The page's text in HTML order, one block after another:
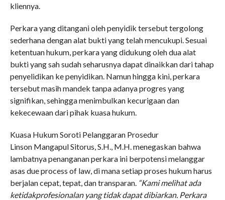
kliennya.
Perkara yang ditangani oleh penyidik tersebut tergolong
sederhana dengan alat bukti yang telah mencukupi. Sesuai
ketentuan hukum, perkara yang didukung oleh dua alat
bukti yang sah sudah seharusnya dapat dinaikkan dari tahap
penyelidikan ke penyidikan. Namun hingga kini, perkara
tersebut masih mandek tanpa adanya progres yang
signifikan, sehingga menimbulkan kecurigaan dan
kekecewaan dari pihak kuasa hukum.
Kuasa Hukum Soroti Pelanggaran Prosedur
Linson Mangapul Sitorus, S.H., M.H. menegaskan bahwa
lambatnya penanganan perkara ini berpotensi melanggar
asas due process of law, di mana setiap proses hukum harus
berjalan cepat, tepat, dan transparan.“Kami melihat ada
ketidakprofesionalan yang tidak dapat dibiarkan. Perkara